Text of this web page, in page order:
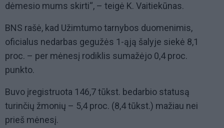
dėmesio mums skirti“, – teigė K. Vaitiekūnas.
BNS rašė, kad Užimtumo tarnybos duomenimis,
oficialus nedarbas gegužės 1-ąją šalyje siekė 8,1
proc. – per mėnesį rodiklis sumažėjo 0,4 proc.
punkto.
Buvo įregistruota 146,7 tūkst. bedarbio statusą
turinčių žmonių – 5,4 proc. (8,4 tūkst.) mažiau nei
prieš mėnesį.